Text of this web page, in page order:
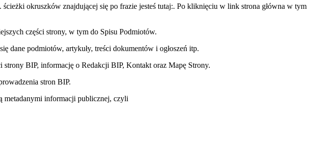
okruszków znajdującej się po frazie jesteś tutaj:. Po kliknięciu w link strona główna w tym
części strony, w tym do Spisu Podmiotów.
dane podmiotów, artykuły, treści dokumentów i ogłoszeń itp.
BIP, informację o Redakcji BIP, Kontakt oraz Mapę Strony.
stron BIP.
metadanymi informacji publicznej, czyli